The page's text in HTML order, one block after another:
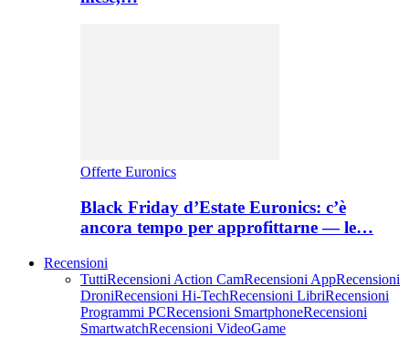
Offerte Euronics
Black Friday d’Estate Euronics: c’è
ancora tempo per approfittarne — le…
Recensioni
TuttiRecensioni Action CamRecensioni AppRecensioni
DroniRecensioni Hi-TechRecensioni LibriRecensioni
Programmi PCRecensioni SmartphoneRecensioni
SmartwatchRecensioni VideoGame